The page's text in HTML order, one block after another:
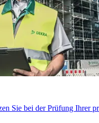
Sie bei der Prüfung Ihrer